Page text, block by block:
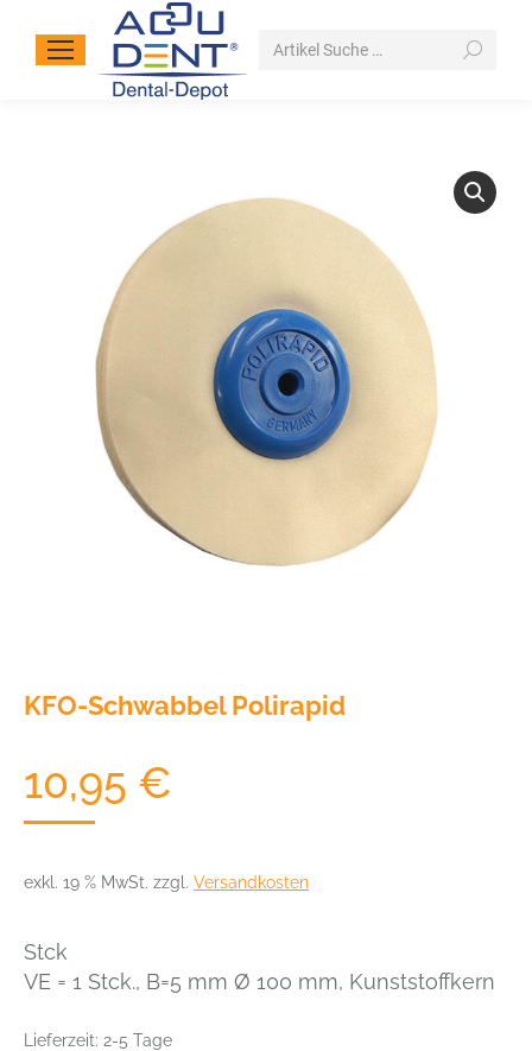
Search:
KFO-Schwabbel Polirapid
10,95 €
exkl. 19 % MwSt. zzgl. Versandkosten
Stck
VE = 1 Stck., B=5 mm Ø 100 mm, Kunststoffkern
Lieferzeit: 2-5 Tage